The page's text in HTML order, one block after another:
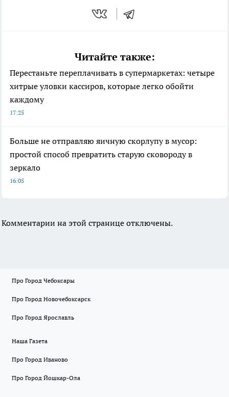
Читайте также:
Перестаньте переплачивать в супермаркетах: четыре
хитрые уловки кассиров, которые легко обойти
каждому
17:25
Больше не отправляю яичную скорлупу в мусор:
простой способ превратить старую сковороду в
зеркало
16:05
Комментарии на этой странице отключены.
Про Город Чебоксары
Про Город Новочебоксарск
Про Город Ярославль
Наша Газета
Про Город Иваново
Про Город Йошкар-Ола